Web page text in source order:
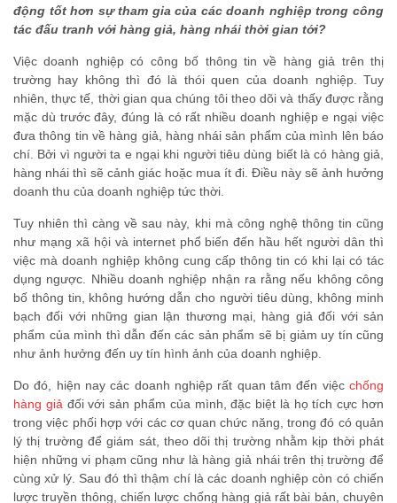
động tốt hơn sự tham gia của các doanh nghiệp trong công
tác đấu tranh với hàng giả, hàng nhái thời gian tới?
Việc doanh nghiệp có công bố thông tin về hàng giả trên thị
trường hay không thì đó là thói quen của doanh nghiệp. Tuy
nhiên, thực tế, thời gian qua chúng tôi theo dõi và thấy được rằng
mặc dù trước đây, đúng là có rất nhiều doanh nghiệp e ngại việc
đưa thông tin về hàng giả, hàng nhái sản phẩm của mình lên báo
chí. Bởi vì người ta e ngại khi người tiêu dùng biết là có hàng giả,
hàng nhái thì sẽ cảnh giác hoặc mua ít đi. Điều này sẽ ảnh hưởng
doanh thu của doanh nghiệp tức thời.
Tuy nhiên thì càng về sau này, khi mà công nghệ thông tin cũng
như mạng xã hội và internet phổ biến đến hầu hết người dân thì
việc mà doanh nghiệp không cung cấp thông tin có khi lại có tác
dụng ngược. Nhiều doanh nghiệp nhận ra rằng nếu không công
bố thông tin, không hướng dẫn cho người tiêu dùng, không minh
bạch đối với những gian lận thương mại, hàng giả đối với sản
phẩm của mình thì dẫn đến các sản phẩm sẽ bị giảm uy tín cũng
như ảnh hưởng đến uy tín hình ảnh của doanh nghiệp.
Do đó, hiện nay các doanh nghiệp rất quan tâm đến việc chống
hàng giả đối với sản phẩm của mình, đặc biệt là họ tích cực hơn
trong việc phối hợp với các cơ quan chức năng, trong đó có quản
lý thị trường để giám sát, theo dõi thị trường nhằm kịp thời phát
hiện những vi phạm cũng như là hàng giả nhái trên thị trường để
cùng xử lý. Sau đó thì thậm chí là các doanh nghiệp còn có chiến
lược truyền thông, chiến lược chống hàng giả rất bài bản, chuyên